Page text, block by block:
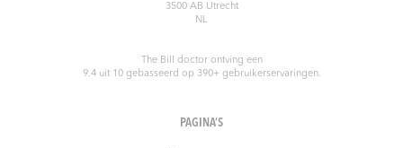
3500 AB Utrecht
NL
The Bill doctorontving een
9.4uit 10gebasseerd op 390+ gebruikerservaringen.
PAGINA’S